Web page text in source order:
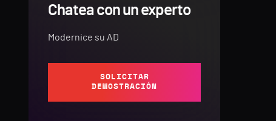
Chatea con un experto
Modernice su AD
SOLICITAR
DEMOSTRACIÓN